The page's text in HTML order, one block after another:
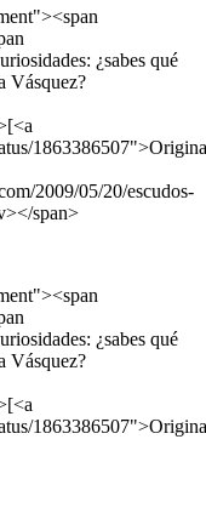
¿sabes qué
Vásquez?
2009/05/20/escudos-
span>
¿sabes qué
Vásquez?